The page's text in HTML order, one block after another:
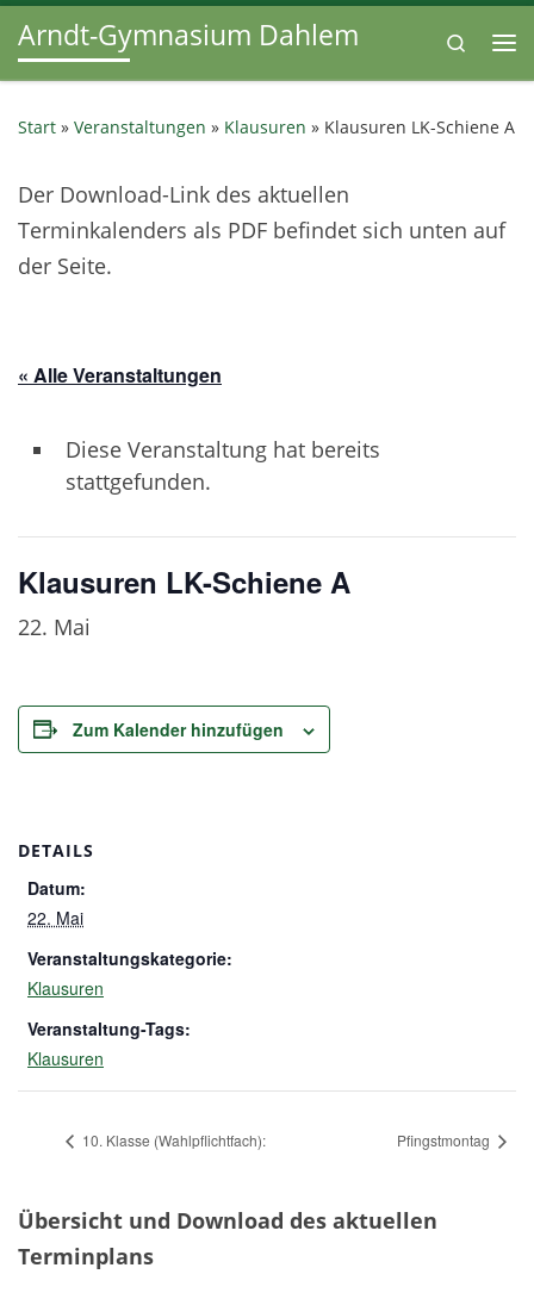
Zum Inhalt springen
Arndt-Gymnasium Dahlem
Search
Start » Veranstaltungen » Klausuren » Klausuren LK-Schiene A
Der Download-Link des aktuellen
Terminkalenders als PDF befindet sich unten auf
der Seite.
« Alle Veranstaltungen
Diese Veranstaltung hat bereits
stattgefunden.
Klausuren LK-Schiene A
22. Mai
Zum Kalender hinzufügen
DETAILS
Datum:
22. Mai
Veranstaltungskategorie:
Klausuren
Veranstaltung-Tags:
Klausuren
10. Klasse (Wahlpflichtfach): Pfingstmontag
Übersicht und Download des aktuellen
Terminplans